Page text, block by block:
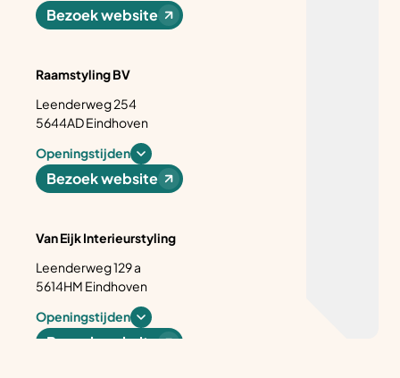
Bezoek website
Raamstyling BV
Leenderweg 254
5644AD Eindhoven
Openingstijden
Bezoek website
Van Eijk Interieurstyling
Leenderweg 129 a
5614HM Eindhoven
Openingstijden
Bezoek website